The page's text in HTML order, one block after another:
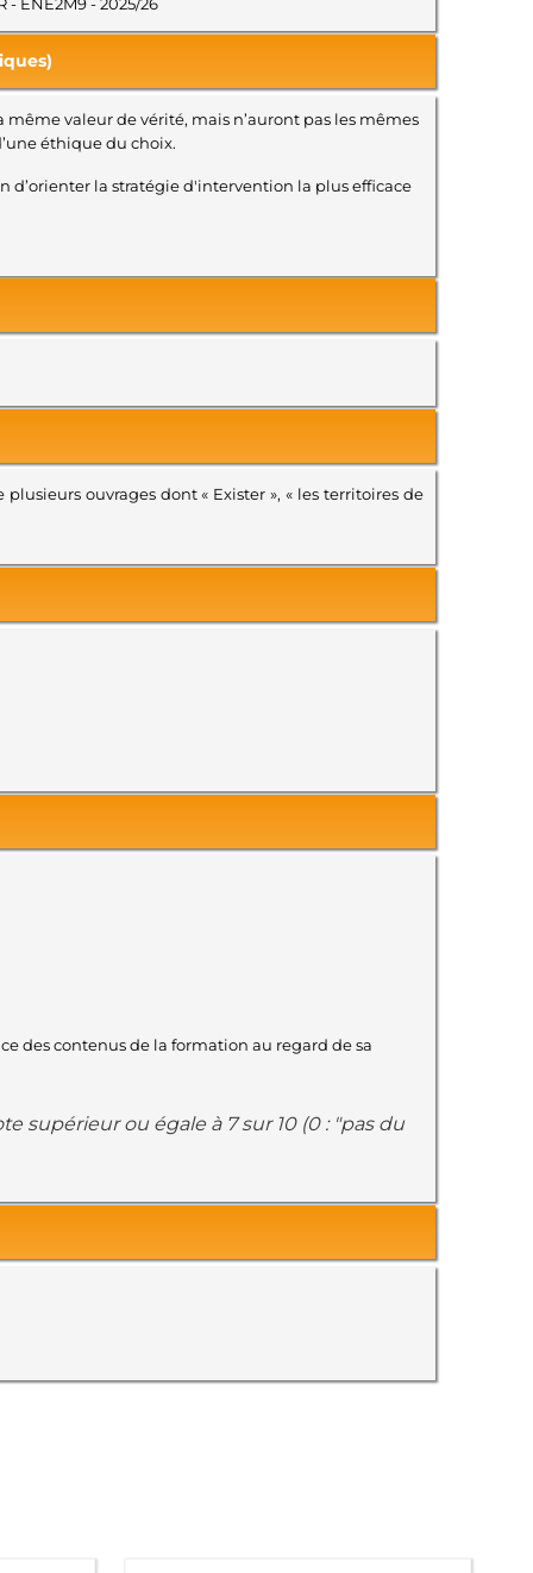
- ENE2M9 - 2025/26
valeur de vérité, mais n’auront pas les mêmes
éthique du choix.
la stratégie d'intervention la plus efficace
ouvrages dont « Exister », « les territoires de
des contenus de la formation au regard de sa
supérieur ou égale à 7 sur 10 (0 : "pas du